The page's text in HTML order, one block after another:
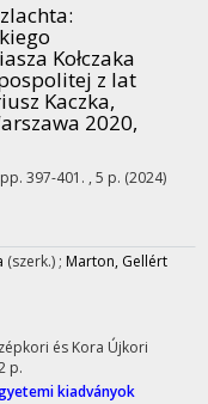
Kołczaka
z lat
Kaczka,
2020,
pp. 397-401. , 5 p. (2024)
(szerk.) ; Marton, Gellért
és Kora Újkori
p.
kiadványok